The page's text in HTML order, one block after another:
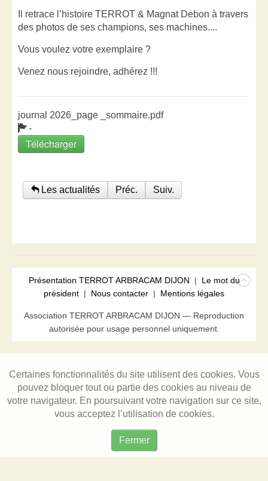
Il retrace l’histoire TERROT & Magnat Debon à travers
des photos de ses champions, ses machines....
Vous voulez votre exemplaire ?
Venez nous rejoindre, adhérez !!!
journal 2026_page _sommaire.pdf
-
Télécharger
Les actualités Préc. Suiv.
Présentation TERROT ARBRACAM DIJON | Le mot du
président | Nous contacter | Mentions légales
Association TERROT ARBRACAM DIJON — Reproduction
autorisée pour usage personnel uniquement.
Certaines fonctionnalités du site utilisent des cookies. Vous
pouvez bloquer tout ou partie des cookies au niveau de
votre navigateur. En poursuivant votre navigation sur ce site,
vous acceptez l’utilisation de cookies.
Fermer